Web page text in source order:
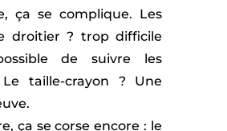
ça se complique. Les
droitier ? trop difficile
de suivre les
Le taille-crayon ? Une
ça se corse encore : le